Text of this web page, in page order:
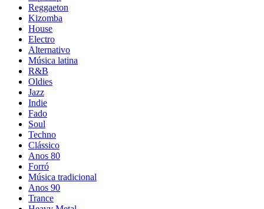
Reggaeton
Kizomba
House
Electro
Alternativo
Música latina
R&B
Oldies
Jazz
Indie
Fado
Soul
Techno
Clássico
Anos 80
Forró
Música tradicional
Anos 90
Trance